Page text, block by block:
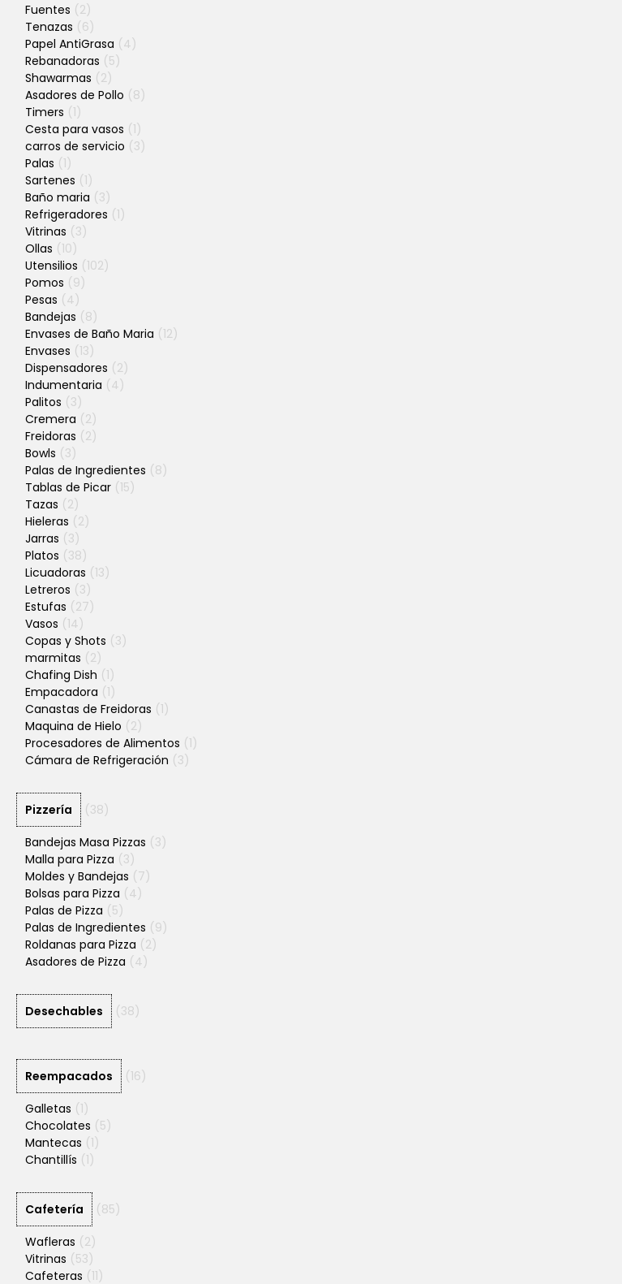
Fuentes (2)
Tenazas (6)
Papel AntiGrasa (4)
Rebanadoras (5)
Shawarmas (2)
Asadores de Pollo (8)
Timers (1)
Cesta para vasos (1)
carros de servicio (3)
Palas (1)
Sartenes (1)
Baño maria (3)
Refrigeradores (1)
Vitrinas (3)
Ollas (10)
Utensilios (102)
Pomos (9)
Pesas (4)
Bandejas (8)
Envases de Baño Maria (12)
Envases (13)
Dispensadores (2)
Indumentaria (4)
Palitos (3)
Cremera (2)
Freidoras (2)
Bowls (3)
Palas de Ingredientes (8)
Tablas de Picar (15)
Tazas (2)
Hieleras (2)
Jarras (3)
Platos (38)
Licuadoras (13)
Letreros (3)
Estufas (27)
Vasos (14)
Copas y Shots (3)
marmitas (2)
Chafing Dish (1)
Empacadora (1)
Canastas de Freidoras (1)
Maquina de Hielo (2)
Procesadores de Alimentos (1)
Cámara de Refrigeración (3)
Pizzería
(38)
Bandejas Masa Pizzas (3)
Malla para Pizza (3)
Moldes y Bandejas (7)
Bolsas para Pizza (4)
Palas de Pizza (5)
Palas de Ingredientes (9)
Roldanas para Pizza (2)
Asadores de Pizza (4)
Desechables (38)
Reempacados
(16)
Galletas (1)
Chocolates (5)
Mantecas (1)
Chantillís (1)
Cafetería
(85)
Wafleras (2)
Vitrinas (53)
Cafeteras (11)